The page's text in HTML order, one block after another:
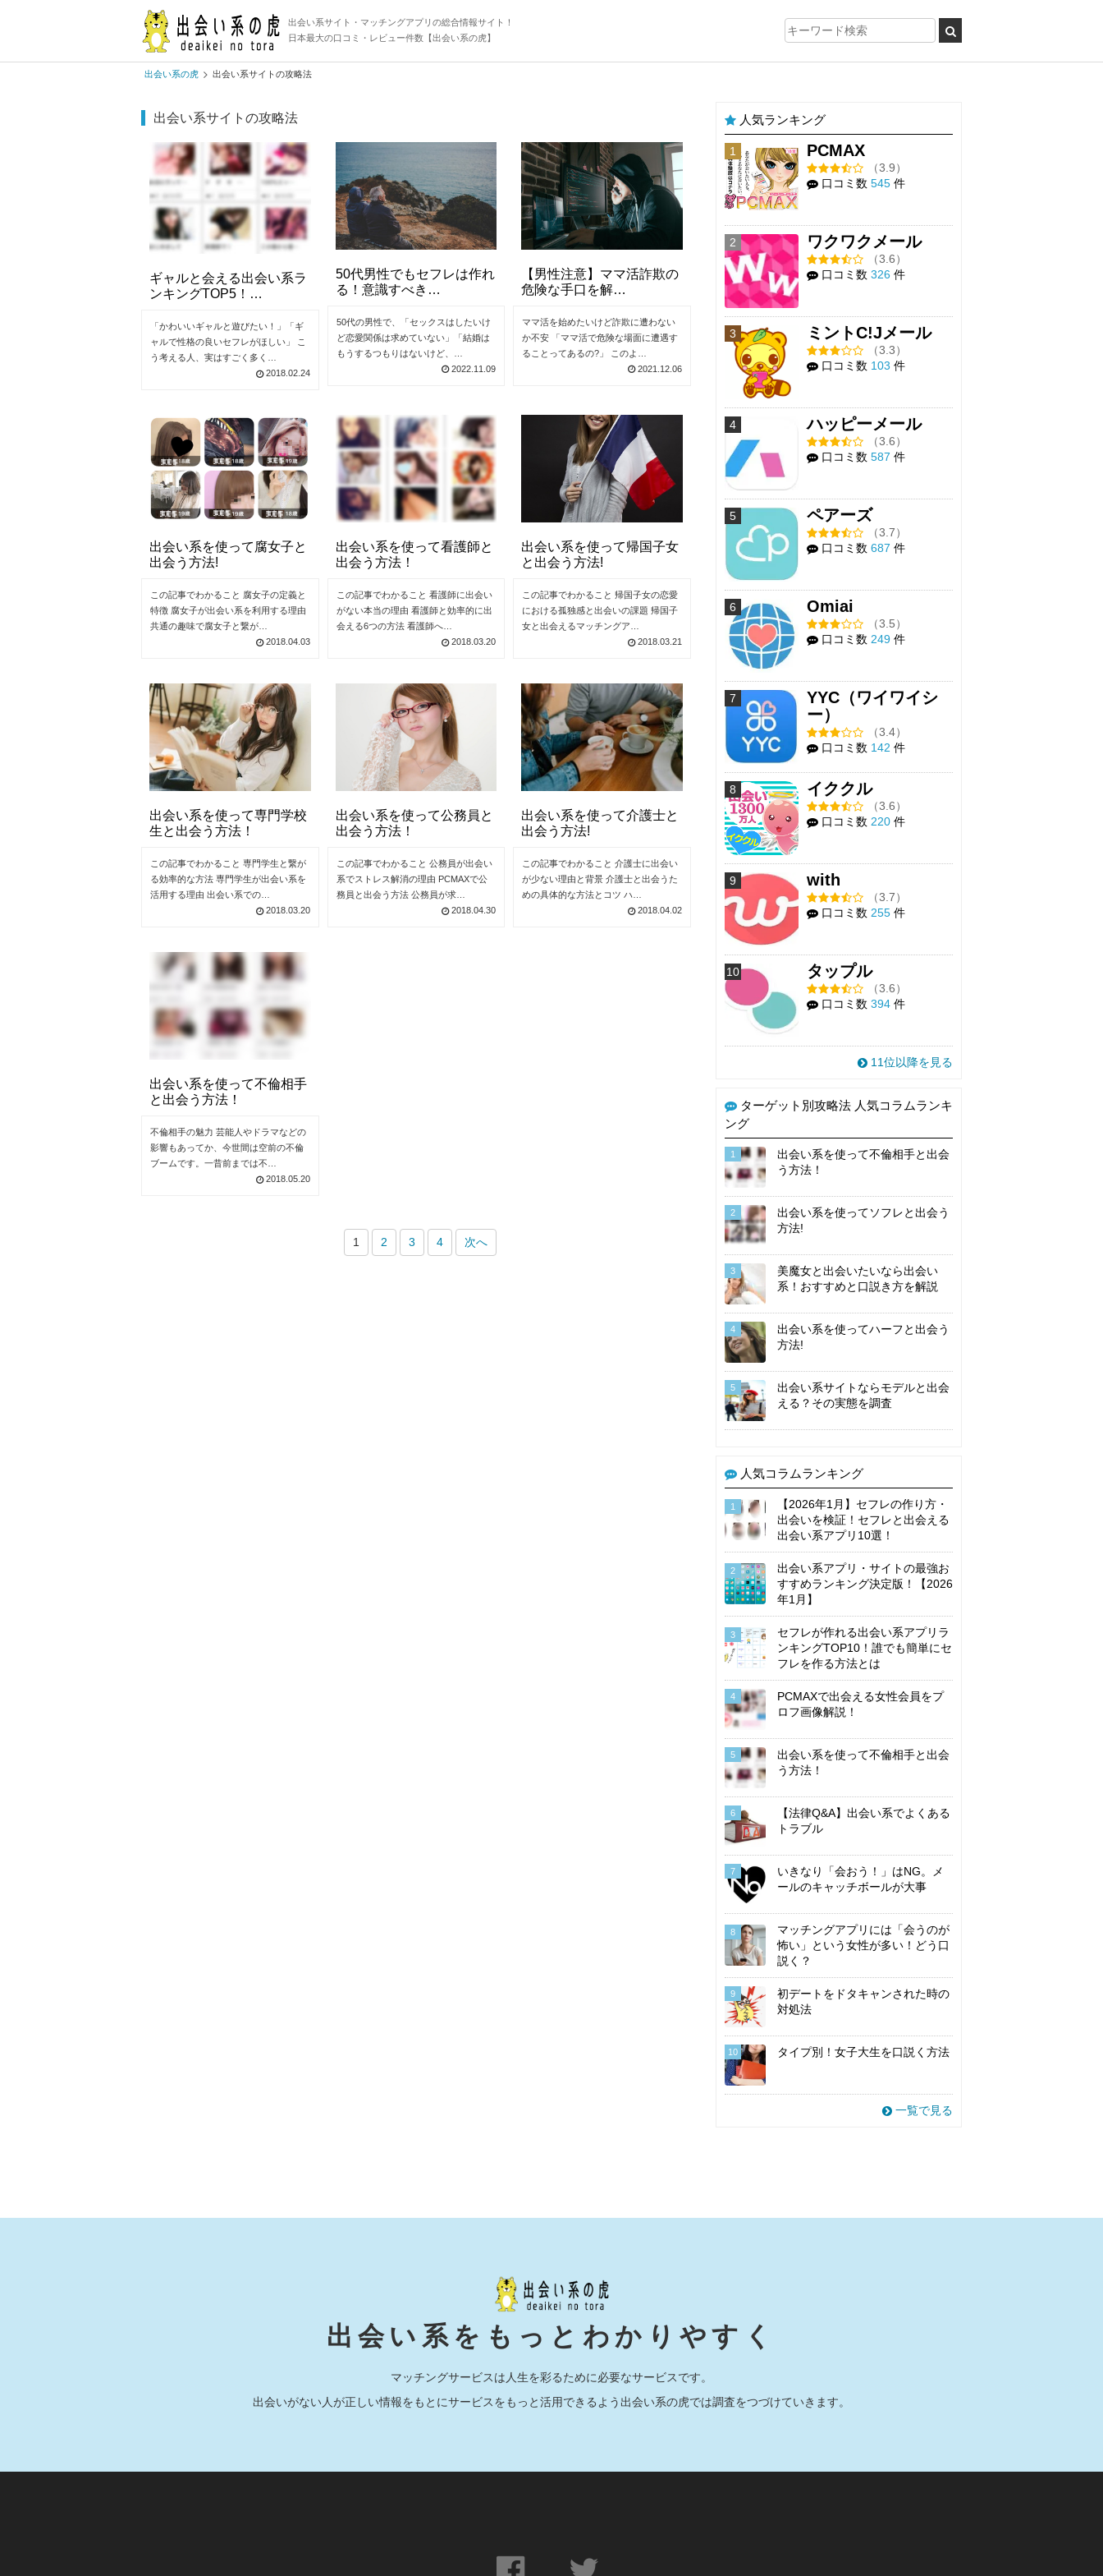
出会い系サイト・マッチングアプリの総合情報サイト！
日本最大の口コミ・レビュー件数【出会い系の虎】
出会い系の虎 出会い系サイトの攻略法
出会い系サイトの攻略法
ギャルと会える出会い系ラ
ンキングTOP5！…
「かわいいギャルと遊びたい！」「ギ
ャルで性格の良いセフレがほしい」 こ
う考える人、実はすごく多く…
2018.02.24
50代男性でもセフレは作れ
る！意識すべき…
50代の男性で、「セックスはしたいけ
ど恋愛関係は求めていない」「結婚は
もうするつもりはないけど、…
2022.11.09
【男性注意】ママ活詐欺の
危険な手口を解…
ママ活を始めたいけど詐欺に遭わない
か不安 「ママ活で危険な場面に遭遇す
ることってあるの?」 このよ…
2021.12.06
出会い系を使って腐女子と
出会う方法!
この記事でわかること 腐女子の定義と
特徴 腐女子が出会い系を利用する理由
共通の趣味で腐女子と繋が…
2018.04.03
出会い系を使って看護師と
出会う方法！
この記事でわかること 看護師に出会い
がない本当の理由 看護師と効率的に出
会える6つの方法 看護師へ…
2018.03.20
出会い系を使って帰国子女
と出会う方法!
この記事でわかること 帰国子女の恋愛
における孤独感と出会いの課題 帰国子
女と出会えるマッチングア…
2018.03.21
出会い系を使って専門学校
生と出会う方法！
この記事でわかること 専門学生と繋が
る効率的な方法 専門学生が出会い系を
活用する理由 出会い系での…
2018.03.20
出会い系を使って公務員と
出会う方法！
この記事でわかること 公務員が出会い
系でストレス解消の理由 PCMAXで公
務員と出会う方法 公務員が求…
2018.04.30
出会い系を使って介護士と
出会う方法!
この記事でわかること 介護士に出会い
が少ない理由と背景 介護士と出会うた
めの具体的な方法とコツ ハ…
2018.04.02
出会い系を使って不倫相手
と出会う方法！
不倫相手の魅力 芸能人やドラマなどの
影響もあってか、今世間は空前の不倫
ブームです。一昔前までは不…
2018.05.20
1 2 3 4 次へ
人気ランキング
1 PCMAX
（3.9）
口コミ数 545 件
2 ワクワクメール
（3.6）
口コミ数 326 件
3 ミントC!Jメール
（3.3）
口コミ数 103 件
4 ハッピーメール
（3.6）
口コミ数 587 件
5 ペアーズ
（3.7）
口コミ数 687 件
6 Omiai
（3.5）
口コミ数 249 件
7
YYC（ワイワイシ
ー）
（3.4）
口コミ数 142 件
8 イククル
（3.6）
口コミ数 220 件
9 with
（3.7）
口コミ数 255 件
10 タップル
（3.6）
口コミ数 394 件
11位以降を見る
ターゲット別攻略法 人気コラムランキ
ング
1
出会い系を使って不倫相手と出会
う方法！
2
出会い系を使ってソフレと出会う
方法!
3
美魔女と出会いたいなら出会い
系！おすすめと口説き方を解説
4
出会い系を使ってハーフと出会う
方法!
5
出会い系サイトならモデルと出会
える？その実態を調査
人気コラムランキング
1
【2026年1月】セフレの作り方・
出会いを検証！セフレと出会える
出会い系アプリ10選！
2
出会い系アプリ・サイトの最強お
すすめランキング決定版！【2026
年1月】
3
セフレが作れる出会い系アプリラ
ンキングTOP10！誰でも簡単にセ
フレを作る方法とは
4
PCMAXで出会える女性会員をプ
ロフ画像解説！
5
出会い系を使って不倫相手と出会
う方法！
6
【法律Q&A】出会い系でよくある
トラブル
7
いきなり「会おう！」はNG。メ
ールのキャッチボールが大事
8
マッチングアプリには「会うのが
怖い」という女性が多い！どう口
説く？
9
初デートをドタキャンされた時の
対処法
10 タイプ別！女子大生を口説く方法
一覧で見る
出会い系をもっとわかりやすく
マッチングサービスは人生を彩るために必要なサービスです。
出会いがない人が正しい情報をもとにサービスをもっと活用できるよう出会い系の虎では調査をつづけていきます。